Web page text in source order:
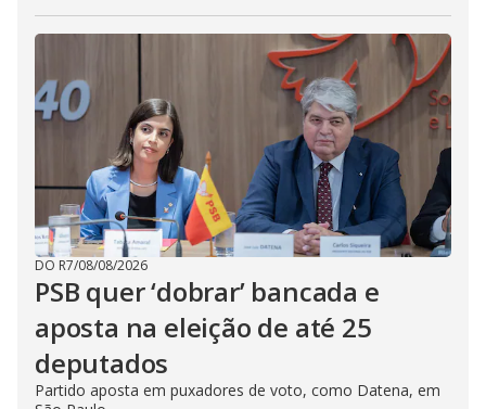
DO R7/08/08/2026
PSB quer ‘dobrar’ bancada e
aposta na eleição de até 25
deputados
Partido aposta em puxadores de voto, como Datena, em